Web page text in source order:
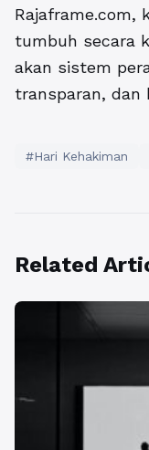
Rajaframe.com,
tumbuh secara
akan sistem
transparan, dan
#Hari Kehakiman
Related